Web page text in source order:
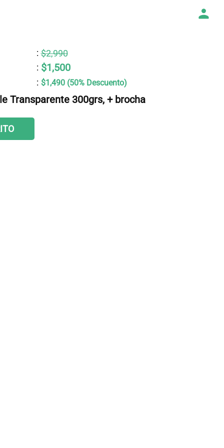
: $2,990
: $1,500
: $1,490 (50% Descuento)
Transparente 300grs, + brocha